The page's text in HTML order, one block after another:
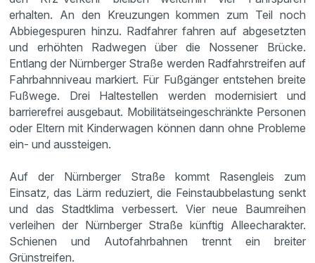
erhalten. An den Kreuzungen kommen zum Teil noch
Abbiegespuren hinzu. Radfahrer fahren auf abgesetzten
und erhöhten Radwegen über die Nossener Brücke.
Entlang der Nürnberger Straße werden Radfahrstreifen auf
Fahrbahnniveau markiert. Für Fußgänger entstehen breite
Fußwege. Drei Haltestellen werden modernisiert und
barrierefrei ausgebaut. Mobilitätseingeschränkte Personen
oder Eltern mit Kinderwagen können dann ohne Probleme
ein- und aussteigen.
Auf der Nürnberger Straße kommt Rasengleis zum
Einsatz, das Lärm reduziert, die Feinstaubbelastung senkt
und das Stadtklima verbessert. Vier neue Baumreihen
verleihen der Nürnberger Straße künftig Alleecharakter.
Schienen und Autofahrbahnen trennt ein breiter
Grünstreifen.